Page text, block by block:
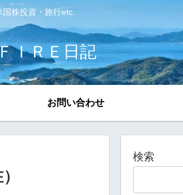
株投資・旅行etc.
ＩＲＥ日記
お問い合わせ
検索